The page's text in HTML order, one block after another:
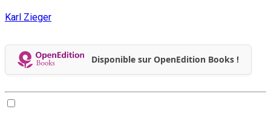
Karl Zieger
Disponible sur OpenEdition Books !